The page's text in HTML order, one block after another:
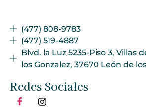
(477) 808-9783
(477) 519-4887
Blvd. la Luz 5235-Piso 3, Villas
los Gonzalez, 37670 León de
Redes Sociales